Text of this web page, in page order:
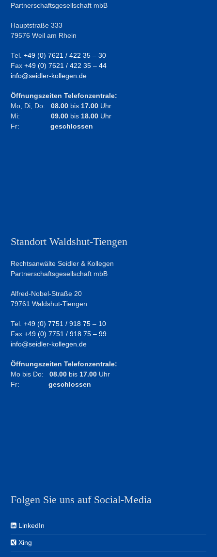
Partnerschaftsgesellschaft mbB
Hauptstraße 333
79576 Weil am Rhein
Tel.+49 (0) 7621 / 422 35 – 30
Fax+49 (0) 7621 / 422 35 – 44
info@seidler-kollegen.de
Öffnungszeiten Telefonzentrale:
Mo, Di, Do:08.00 bis17.00 Uhr
Mi:09.00 bis18.00 Uhr
Fr:
geschlossen
Standort Waldshut-Tiengen
Rechtsanwälte Seidler & Kollegen
Partnerschaftsgesellschaft mbB
Alfred-Nobel-Straße 20
79761 Waldshut-Tiengen
Tel.+49 (0) 7751 / 918 75 – 10
Fax+49 (0) 7751 / 918 75 – 99
info@seidler-kollegen.de
Öffnungszeiten Telefonzentrale:
Mo bis Do:08.00 bis17.00 Uhr
Fr:geschlossen
Folgen Sie uns auf Social-Media
LinkedIn
Xing